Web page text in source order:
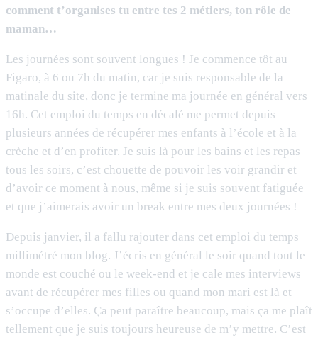
comment t’organises tu entre tes 2 métiers, ton rôle de
maman…
Les journées sont souvent longues ! Je commence tôt au
Figaro, à 6 ou 7h du matin, car je suis responsable de la
matinale du site, donc je termine ma journée en général vers
16h. Cet emploi du temps en décalé me permet depuis
plusieurs années de récupérer mes enfants à l’école et à la
crèche et d’en profiter. Je suis là pour les bains et les repas
tous les soirs, c’est chouette de pouvoir les voir grandir et
d’avoir ce moment à nous, même si je suis souvent fatiguée
et que j’aimerais avoir un break entre mes deux journées !
Depuis janvier, il a fallu rajouter dans cet emploi du temps
millimétré mon blog. J’écris en général le soir quand tout le
monde est couché ou le week-end et je cale mes interviews
avant de récupérer mes filles ou quand mon mari est là et
s’occupe d’elles. Ça peut paraître beaucoup, mais ça me plaît
tellement que je suis toujours heureuse de m’y mettre. C’est